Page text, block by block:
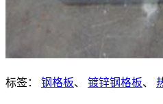
标签： 钢格板、 镀锌钢格板、